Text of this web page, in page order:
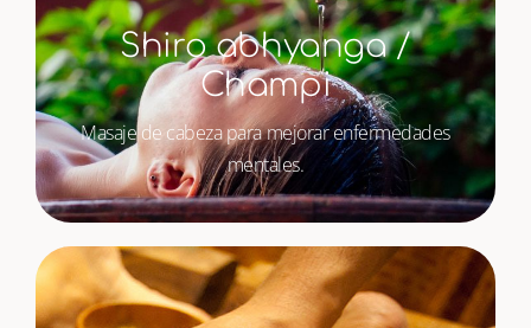
Shiro abhyanga /
Champi
Masaje de cabeza para mejorar enfermedades
mentales.